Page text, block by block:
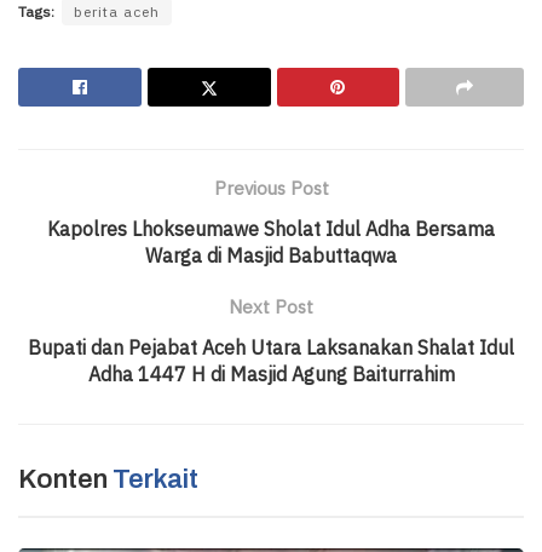
Tags: berita aceh
Previous Post
Kapolres Lhokseumawe Sholat Idul Adha Bersama
Warga di Masjid Babuttaqwa
Next Post
Bupati dan Pejabat Aceh Utara Laksanakan Shalat Idul
Adha 1447 H di Masjid Agung Baiturrahim
Konten Terkait